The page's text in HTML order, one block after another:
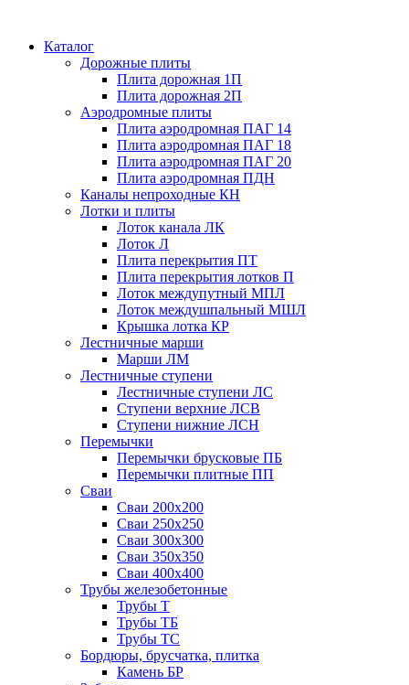
Каталог
Дорожные плиты
Плита дорожная 1П
Плита дорожная 2П
Аэродромные плиты
Плита аэродромная ПАГ 14
Плита аэродромная ПАГ 18
Плита аэродромная ПАГ 20
Плита аэродромная ПДН
Каналы непроходные КН
Лотки и плиты
Лоток канала ЛК
Лоток Л
Плита перекрытия ПТ
Плита перекрытия лотков П
Лоток междупутный МПЛ
Лоток междушпальный МШЛ
Крышка лотка КР
Лестничные марши
Марши ЛМ
Лестничные ступени
Лестничные ступени ЛС
Ступени верхние ЛСВ
Ступени нижние ЛСН
Перемычки
Перемычки брусковые ПБ
Перемычки плитные ПП
Сваи
Сваи 200х200
Сваи 250х250
Сваи 300х300
Сваи 350х350
Сваи 400х400
Трубы железобетонные
Трубы Т
Трубы ТБ
Трубы ТС
Бордюры, брусчатка, плитка
Камень БР